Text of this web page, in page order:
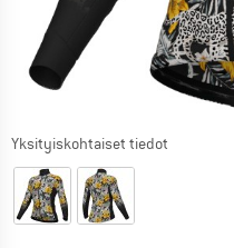
Yksityiskohtaiset tiedot